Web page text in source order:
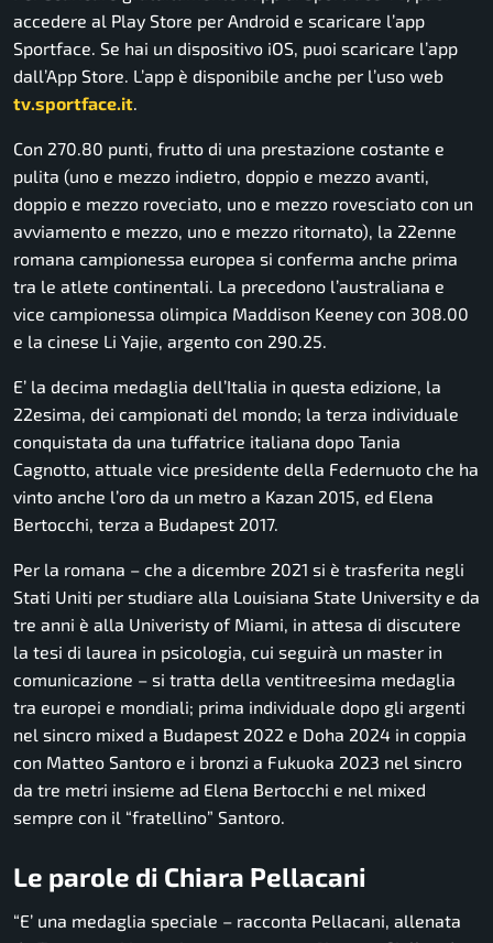
accedere al Play Store per Android e scaricare l’app
Sportface. Se hai un dispositivo iOS, puoi scaricare l’app
dall’App Store. L’app è disponibile anche per l’uso web
tv.sportface.it.
Con 270.80 punti, frutto di una prestazione costante e
pulita (uno e mezzo indietro, doppio e mezzo avanti,
doppio e mezzo roveciato, uno e mezzo rovesciato con un
avviamento e mezzo, uno e mezzo ritornato), la 22enne
romana campionessa europea si conferma anche prima
tra le atlete continentali. La precedono l’australiana e
vice campionessa olimpica Maddison Keeney con 308.00
e la cinese Li Yajie, argento con 290.25.
E’ la decima medaglia dell’Italia in questa edizione, la
22esima, dei campionati del mondo; la terza individuale
conquistata da una tuffatrice italiana dopo Tania
Cagnotto, attuale vice presidente della Federnuoto che ha
vinto anche l’oro da un metro a Kazan 2015, ed Elena
Bertocchi, terza a Budapest 2017.
Per la romana – che a dicembre 2021 si è trasferita negli
Stati Uniti per studiare alla Louisiana State University e da
tre anni è alla Univeristy of Miami, in attesa di discutere
la tesi di laurea in psicologia, cui seguirà un master in
comunicazione – si tratta della ventitreesima medaglia
tra europei e mondiali; prima individuale dopo gli argenti
nel sincro mixed a Budapest 2022 e Doha 2024 in coppia
con Matteo Santoro e i bronzi a Fukuoka 2023 nel sincro
da tre metri insieme ad Elena Bertocchi e nel mixed
sempre con il “fratellino” Santoro.
Le parole di Chiara Pellacani
“E’ una medaglia speciale – racconta Pellacani, allenata